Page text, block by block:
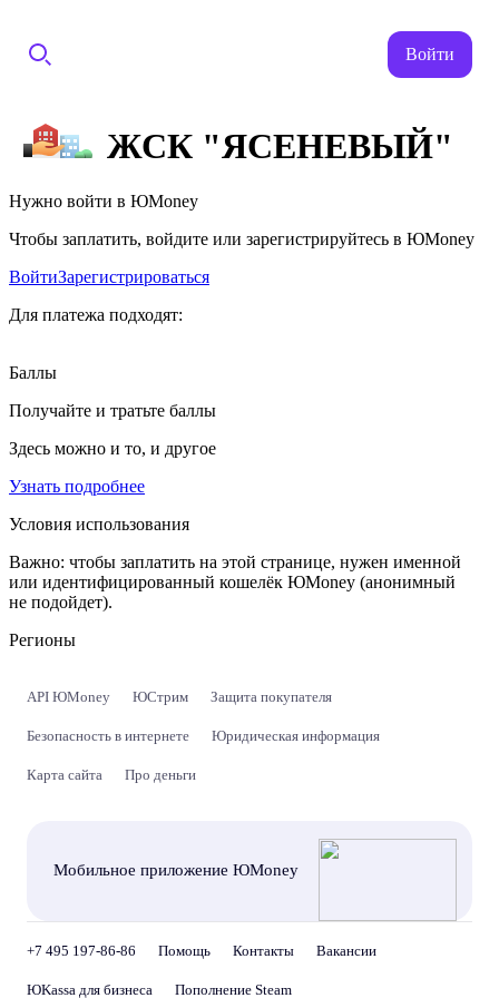
Войти
ЖСК "ЯСЕНЕВЫЙ"
Нужно войти в ЮMoney
Чтобы заплатить, войдите или зарегистрируйтесь в ЮMoney
ВойтиЗарегистрироваться
Для платежа подходят:
Баллы
Получайте и тратьте баллы
Здесь можно и то, и другое
Узнать подробнее
Условия использования
Важно: чтобы заплатить на этой странице, нужен именной
или идентифицированный кошелёк ЮMoney (анонимный
не подойдет).
Регионы
API ЮMoney ЮСтрим Защита покупателя
Безопасность в интернете Юридическая информация
Карта сайта Про деньги
Мобильное приложение ЮMoney
+7 495 197-86-86 Помощь Контакты Вакансии
ЮKassa для бизнеса Пополнение Steam